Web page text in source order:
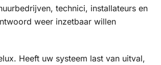
technici, installateurs en
weer inzetbaar willen
Heeft uw systeem last van uitval,